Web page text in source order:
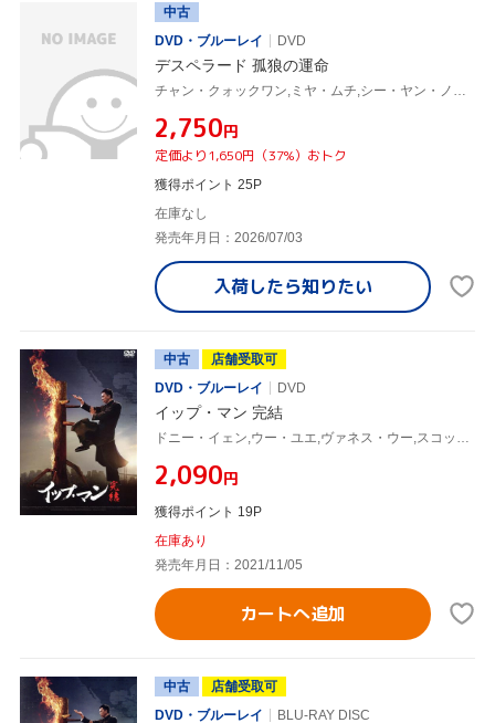
中古
DVD・ブルーレイ
DVD
デスペラード 孤狼の運命
¥2,750円
定価より1,650円（37%）おトク
獲得ポイント 25P
在庫なし
発売年月日：2026/07/03
入荷したら知りたい
中古
店舗受取可
DVD・ブルーレイ
DVD
イップ・マン 完結
¥2,090円
獲得ポイント 19P
在庫あり
発売年月日：2021/11/05
カートへ追加
中古
店舗受取可
DVD・ブルーレイ
BLU-RAY DISC